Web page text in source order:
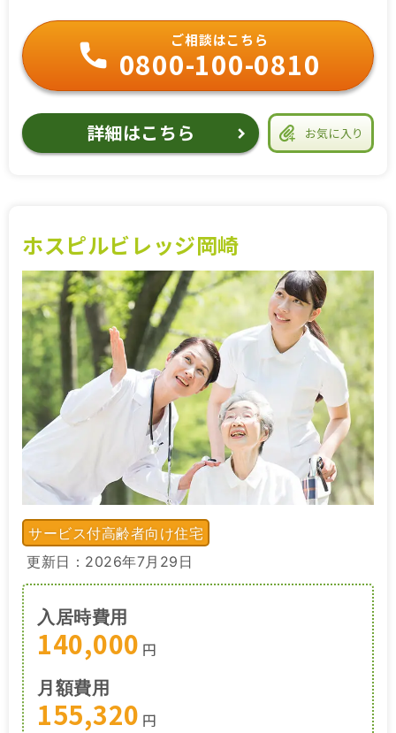
お気に入り
ご相談はこちら
0800-100-0810
詳細はこちら
ホスピルビレッジ岡崎
サービス付高齢者向け住宅
更新日：2026年7月29日
入居時費用
140,000 円
月額費用
155,320 円